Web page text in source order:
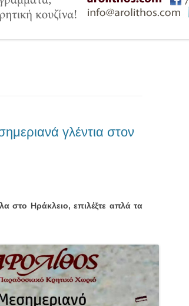
γλέντια στον
στο Ηράκλειο, επιλέξτε απλά τα